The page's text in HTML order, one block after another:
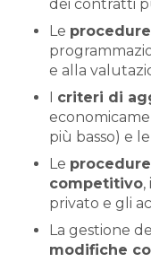
dei contratti
Le
e alla
criteri di
più basso) e
Le
competitivo,
privato e gli
La gestione
modifiche